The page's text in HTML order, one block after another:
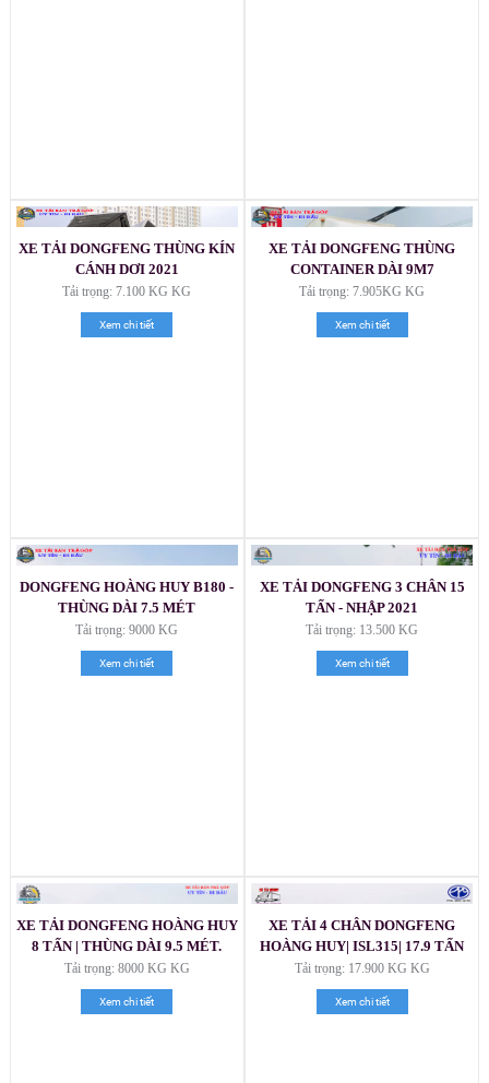
XE TẢI DONGFENG THÙNG KÍN
CÁNH DƠI 2021
Tải trọng: 7.100 KG KG
Xem chi tiết
XE TẢI DONGFENG THÙNG
CONTAINER DÀI 9M7
Tải trọng: 7.905KG KG
Xem chi tiết
DONGFENG HOÀNG HUY B180 -
THÙNG DÀI 7.5 MÉT
Tải trọng: 9000 KG
Xem chi tiết
XE TẢI DONGFENG 3 CHÂN 15
TẤN - NHẬP 2021
Tải trọng: 13.500 KG
Xem chi tiết
XE TẢI DONGFENG HOÀNG HUY
8 TẤN | THÙNG DÀI 9.5 MÉT.
Tải trọng: 8000 KG KG
Xem chi tiết
XE TẢI 4 CHÂN DONGFENG
HOÀNG HUY| ISL315| 17.9 TẤN
2021
Tải trọng: 17.900 KG KG
Xem chi tiết